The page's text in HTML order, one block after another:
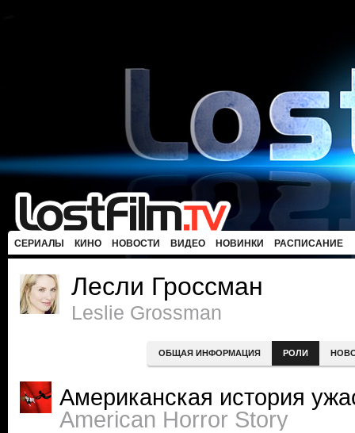
СЕРИАЛЫ КИНО НОВОСТИ ВИДЕО НОВИНКИ РАСПИСАНИЕ
Лесли Гроссман
Leslie Grossman
ОБЩАЯ ИНФОРМАЦИЯ РОЛИ
Американская история
American Horror Story